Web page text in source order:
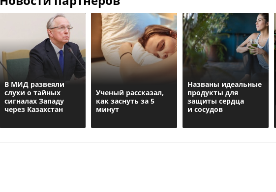
В МИД развеяли
слухи о тайных
сигналах Западу
через Казахстан
Ученый рассказал,
как заснуть за 5
минут
Названы идеальные
продукты для
защиты сердца
и сосудов